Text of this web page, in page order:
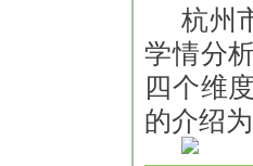
杭州
学情分
四个维
的介绍